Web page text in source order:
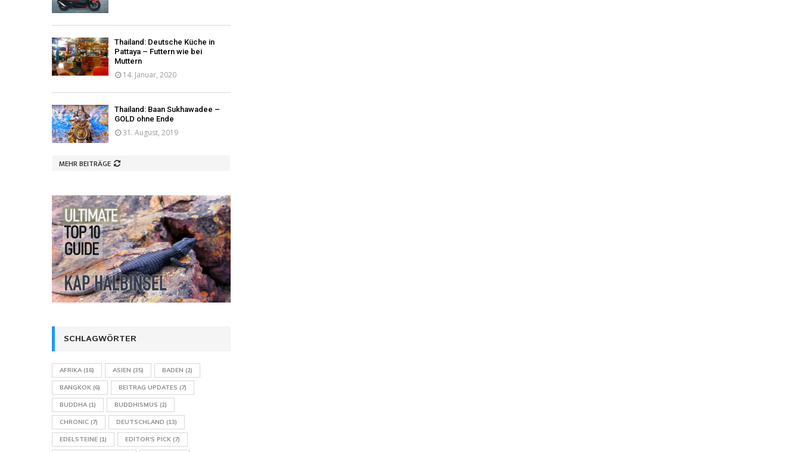
Thailand: Deutsche Küche in
Pattaya – Futtern wie bei
Muttern
14. Januar, 2020
Thailand: Baan Sukhawadee –
GOLD ohne Ende
31. August, 2019
MEHR BEITRÄGE
SCHLAGWÖRTER
AFRIKA(16) ASIEN (35) BADEN (2)
BANGKOK (6) BEITRAG UPDATES (7)
BUDDHA(1) BUDDHISMUS (2)
CHRONIC (7) DEUTSCHLAND (13)
EDELSTEINE (1) EDITOR'S PICK (7)